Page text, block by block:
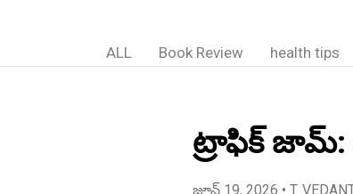
ALL Book Review health tips
ట్రాఫిక్
జూన్ 19, 2026 • T.